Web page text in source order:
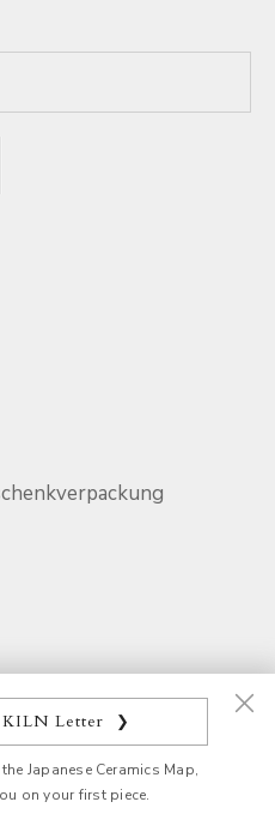
Letter ❯
Japanese Ceramics Map,
on your first piece.